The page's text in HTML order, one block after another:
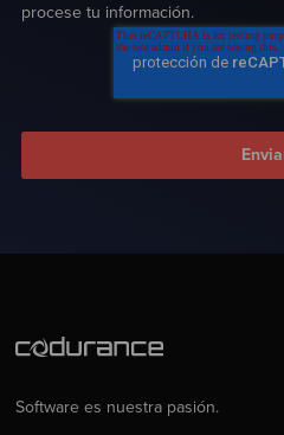
procese tu información.
Software es nuestra pasión.